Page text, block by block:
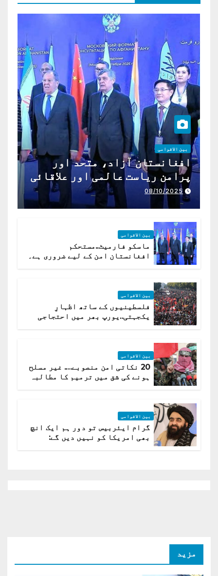
بین الاقوامی
افغانستان آزاد، متحد اور
پرامن ریاست عالمی اور علاقائی
تعاون کے لیے ناگزیر ہے
08/10/2025
بین الاقوامی
ماسکو فارمیٹ..مستحکم
افغانستان امن کے لیے ضروری ہے۔
بین الاقوامی
فلسطینیوں کے ساتھ اظہارِ
یکجہتی..یورپ بھر میں احتجاجی
بین الاقوامی
20 نکاتی امن منصوبے…. غیر مسلح
ہونے کی شق میں ترمیم کا مطالبہ
بین الاقوامی
گرام ایئربیس تو دور ہم ایک انچ
بھی امریکا کو نہیں دیں گے:
مزید